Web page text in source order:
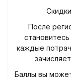
После
каждые
Баллы вы